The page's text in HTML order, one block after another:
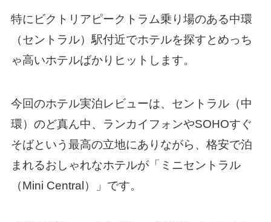
特にビクトリアピークトラム乗り場のある中環
（セントラル）駅付近でホテルを探すとめっち
ゃ高いホテルばかりヒットします。
今回のホテル実泊レビューは、セントラル（中
環）のど真ん中、ランカイフォンやSOHOすぐ
そばという最高の立地にありながら、格安で泊
まれるおしゃれなホテルが「ミニセントラル
（Mini Central）」です。